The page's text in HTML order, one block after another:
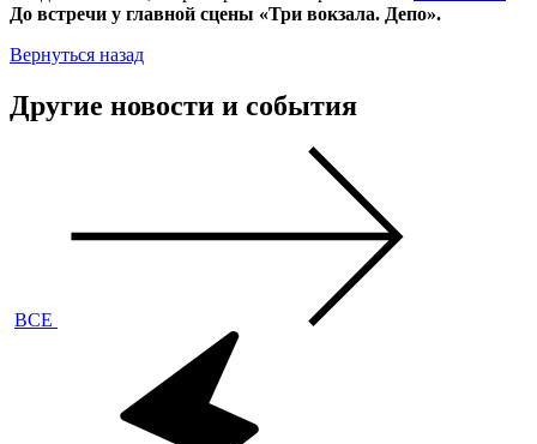
До встречи у главной сцены «Три вокзала. Депо».
Вернуться назад
Другие новости и события
ВСЕ